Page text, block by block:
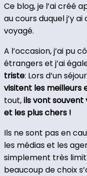
Ce blog, je l’ai créé
au cours duquel j’y
voyagé.
A l’occasion, j’ai pu
étrangers et j’ai
triste: Lors d’un
visitent les meilleurs
tout,ils vont souvent
et les plus chers !
Ils ne sont pas en
les médias et les
simplement très
beaucoup de choix